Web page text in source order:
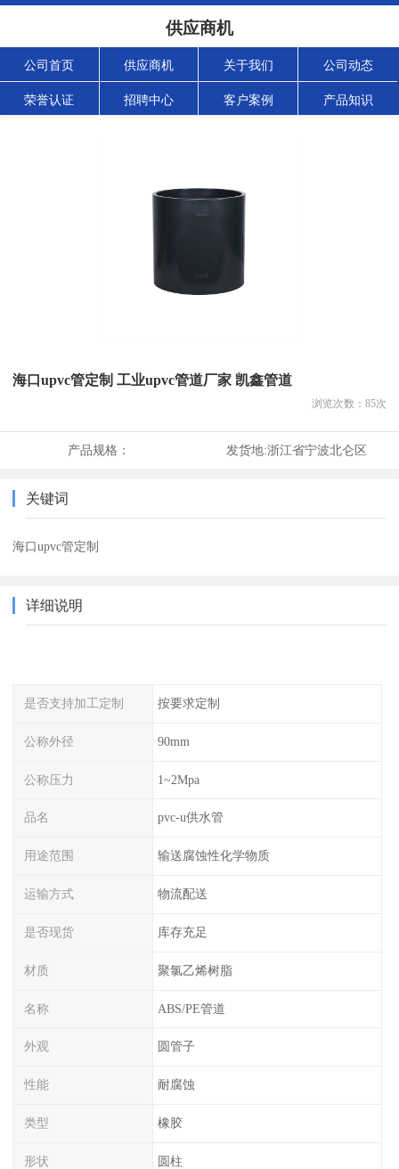
供应商机
公司首页 供应商机 关于我们 公司动态
荣誉认证 招聘中心 客户案例 产品知识
海口upvc管定制 工业upvc管道厂家 凯鑫管道
浏览次数： 85次
产品规格： 发货地:浙江省宁波北仑区
关键词
海口upvc管定制
详细说明
是否支持加工定制 按要求定制
公称外径 90mm
公称压力 1~2Mpa
品名 pvc-u供水管
用途范围 输送腐蚀性化学物质
运输方式 物流配送
是否现货 库存充足
材质 聚氯乙烯树脂
名称 ABS/PE管道
外观 圆管子
性能 耐腐蚀
类型 橡胶
形状 圆柱